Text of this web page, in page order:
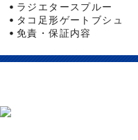
ラジエタースプルー
タコ足形ゲートブシュ
免責・保証内容